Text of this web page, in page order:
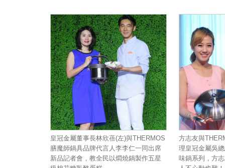
皇冠金屬董事長林欣蓓(左)與THERMOS
膳魔師鍋具品牌代言人李李仁一同出席
新品記者會，教全民以燜燒鍋製作五星
方志友與
理皇冠金屬吳
味鍋系列，方